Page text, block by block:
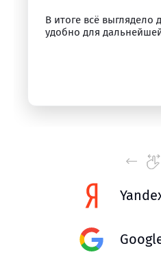
В итоге всё выглядело
удобно для